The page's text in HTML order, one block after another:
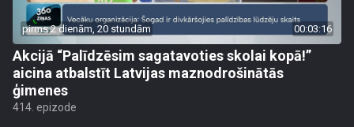
pirms 2 dienām, 20 stundām 00:03:16
Akcijā “Palīdzēsim sagatavoties skolai kopā!”
aicina atbalstīt Latvijas maznodrošinātās
ģimenes
414. epizode